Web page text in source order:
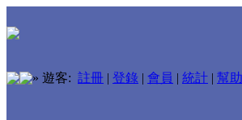
» 遊客: 註冊 | 登錄 | 會員 | 統計 | 幫助